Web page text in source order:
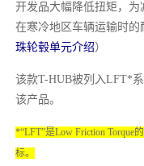
开发品大幅降低扭矩，
在寒冷地区车辆运输时的
珠轮毂单元介绍）
该款T-HUB被列入LFT*
该产品。
*“LFT”是Low Friction Torque
标。